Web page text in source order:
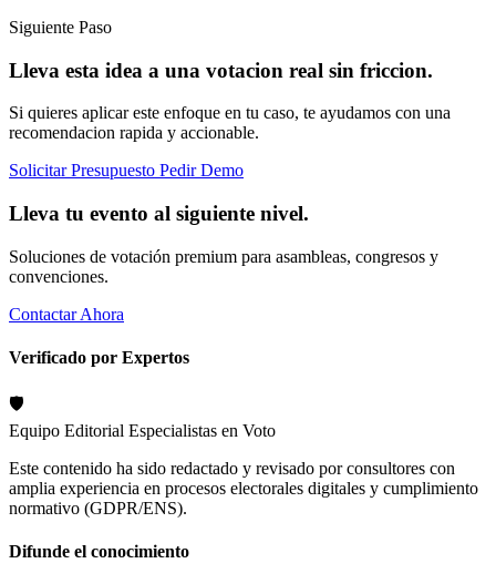
Siguiente Paso
Lleva esta idea a una votacion real sin friccion.
Si quieres aplicar este enfoque en tu caso, te ayudamos con una
recomendacion rapida y accionable.
Solicitar Presupuesto Pedir Demo
Lleva tu evento al siguiente nivel.
Soluciones de votación premium para asambleas, congresos y
convenciones.
Contactar Ahora
Verificado por Expertos
🛡️
Equipo Editorial Especialistas en Voto
Este contenido ha sido redactado y revisado por consultores con
amplia experiencia en procesos electorales digitales y cumplimiento
normativo (GDPR/ENS).
Difunde el conocimiento